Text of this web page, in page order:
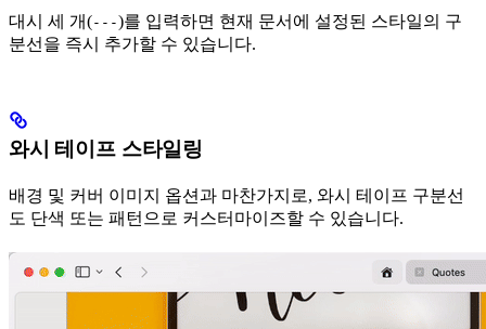
대시 세 개(---)를 입력하면 현재 문서에 설정된 스타일의 구
분선을 즉시 추가할 수 있습니다.
와시 테이프 스타일링
배경 및 커버 이미지 옵션과 마찬가지로, 와시 테이프 구분선
도 단색 또는 패턴으로 커스터마이즈할 수 있습니다.